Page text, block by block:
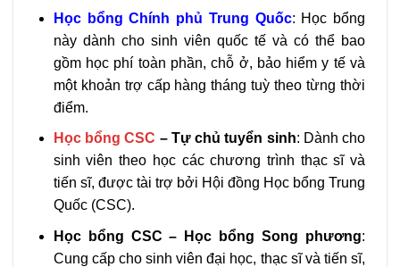
Học bổng Chính phủ Trung Quốc: Học bổng
này dành cho sinh viên quốc tế và có thể bao
gồm học phí toàn phần, chỗ ở, bảo hiểm y tế và
một khoản trợ cấp hàng tháng tuỳ theo từng thời
điểm.
Học bổng CSC – Tự chủ tuyển sinh: Dành cho
sinh viên theo học các chương trình thạc sĩ và
tiến sĩ, được tài trợ bởi Hội đồng Học bổng Trung
Quốc (CSC).
Học bổng CSC – Học bổng Song phương:
Cung cấp cho sinh viên đại học, thạc sĩ và tiến sĩ,